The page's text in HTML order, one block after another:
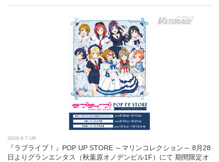
2026.8.7 UP
『ラブライブ！』POP UP STORE ～マリンコレクション～ 8月28
日よりグランエンタス（秋葉原オノデンビル1F）にて 期間限定オ